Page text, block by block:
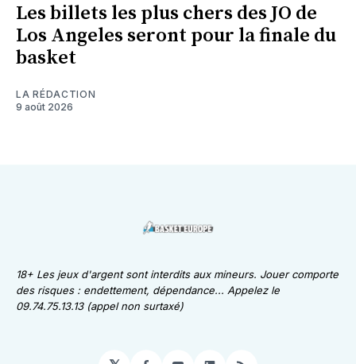
Les billets les plus chers des JO de
Los Angeles seront pour la finale du
basket
LA RÉDACTION
9 août 2026
18+ Les jeux d'argent sont interdits aux mineurs. Jouer comporte
des risques : endettement, dépendance... Appelez le
09.74.75.13.13 (appel non surtaxé)